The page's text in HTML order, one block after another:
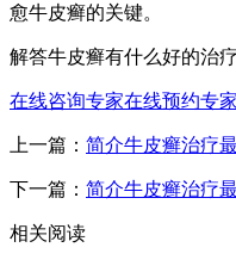
愈牛皮癣的关键。
解答牛皮癣有什么好的治
在线咨询专家在线预约专家
上一篇： 简介牛皮癣治疗
下一篇： 简介牛皮癣治疗
相关阅读